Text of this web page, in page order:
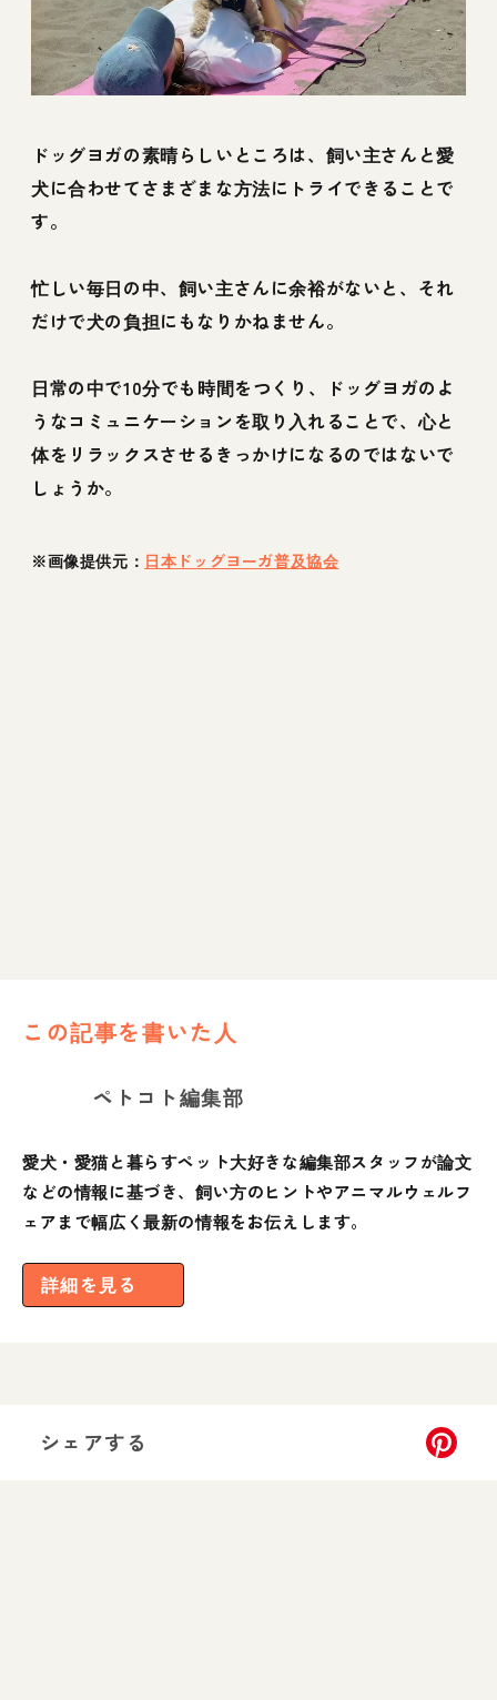
ドッグヨガの素晴らしいところは、飼い主さんと愛
犬に合わせてさまざまな方法にトライできることで
す。
忙しい毎日の中、飼い主さんに余裕がないと、それ
だけで犬の負担にもなりかねません。
日常の中で10分でも時間をつくり、ドッグヨガのよ
うなコミュニケーションを取り入れることで、心と
体をリラックスさせるきっかけになるのではないで
しょうか。
※画像提供元： 日本ドッグヨーガ普及協会
この記事を書いた人
ペトコト編集部
愛犬・愛猫と暮らすペット大好きな編集部スタッフが論文
などの情報に基づき、飼い方のヒントやアニマルウェルフ
ェアまで幅広く最新の情報をお伝えします。
詳細を見る
シェアする